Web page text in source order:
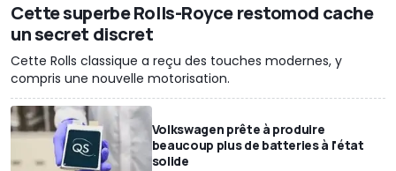
Cette superbe Rolls-Royce restomod cache
un secret discret
Cette Rolls classique a reçu des touches modernes, y
compris une nouvelle motorisation.
Volkswagen prête à produire
beaucoup plus de batteries à l'état
solide